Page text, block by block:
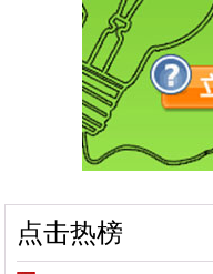
点击热榜